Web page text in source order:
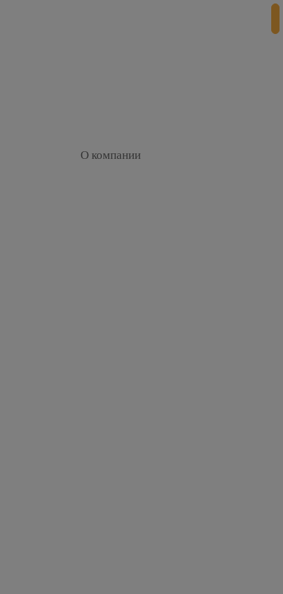
О компании